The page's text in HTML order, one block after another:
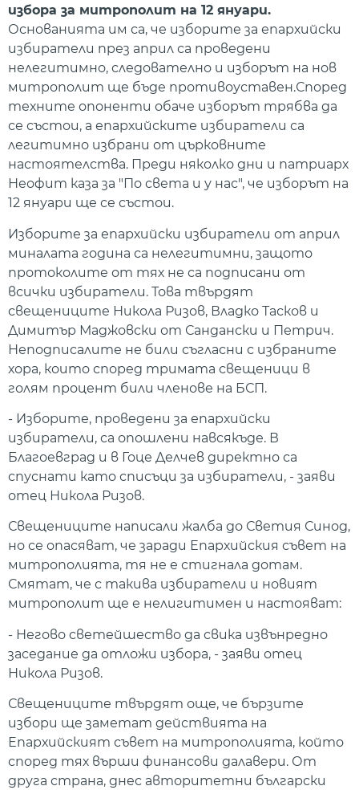
избора за митрополит на 12 януари.
Основанията им са, че изборите за епархийски
избиратели през април са проведени
нелегитимно, следователно и изборът на нов
митрополит ще бъде противоуставен.Според
техните опоненти обаче изборът трябва да
се състои, а епархийските избиратели са
легитимно избрани от църковните
настоятелства. Преди няколко дни и патриарх
Неофит каза за "По света и у нас", че изборът на
12 януари ще се състои.
Изборите за епархийски избиратели от април
миналата година са нелегитимни, защото
протоколите от тях не са подписани от
всички избиратели. Това твърдят
свещениците Никола Ризов, Владко Тасков и
Димитър Маджовски от Сандански и Петрич.
Неподписалите не били съгласни с избраните
хора, които според тримата свещеници в
голям процент били членове на БСП.
- Изборите, проведени за епархийски
избиратели, са опошлени навсякъде. В
Благоевград и в Гоце Делчев директно са
спуснати като списъци за избиратели, - заяви
отец Никола Ризов.
Свещениците написали жалба до Светия Синод,
но се опасяват, че заради Епархийския съвет на
митрополията, тя не е стигнала дотам.
Смятат, че с такива избиратели и новият
митрополит ще е нелигитимен и настояват:
- Негово светейшество да свика извънредно
заседание да отложи избора, - заяви отец
Никола Ризов.
Свещениците твърдят още, че бързите
избори ще заметат действията на
Епархийският съвет на митрополията, който
според тях върши финансови далавери. От
друга страна, днес авторитетни български